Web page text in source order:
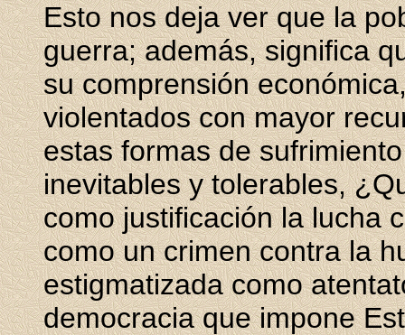
Esto nos deja ver que la
guerra; además, significa
su comprensión
violentados con mayor
estas formas de
inevitables y tolerables,
como justificación la lucha
como un crimen contra la
estigmatizada como
democracia que impone